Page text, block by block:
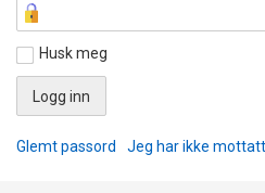
Husk meg
Glemt passord Jeg har ikke